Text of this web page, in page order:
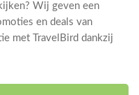
Wij geven een
en deals van
met TravelBird dankzij